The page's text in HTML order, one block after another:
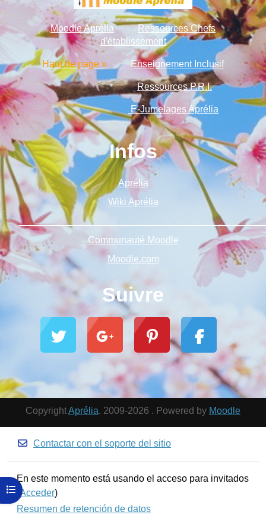
Abrir índice del curso
Moodle Aprélia
Ressources Chefs
d'établissement
Haut de page » Enseignement Inclusif
Ressources P.R.I.
E-Jumelages Aprélia
Infos
Aprélia
Wiki Aprélia
Communauté Moodle
Moodle.com
Suivre
CopyrightAprélia. 2009-2026 . Powered by Moodle
Contactar con el soporte del sitio
En este momento está usando el acceso para invitados
Acceder)
Resumen de retención de datos